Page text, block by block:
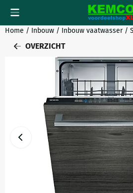
Cookievoorkeuren zijn momenteel
Home / Inbouw / Inbouw vaatwasser /
OVERZICHT